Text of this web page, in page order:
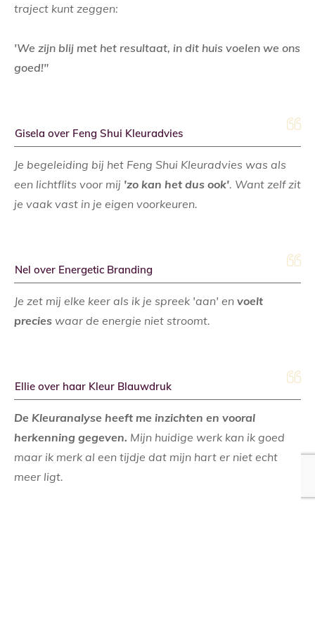
traject kunt zeggen:
'We zijn blij met het resultaat, in dit huis voelen we ons
goed!"
Gisela over Feng Shui Kleuradvies
Je begeleiding bij het Feng Shui Kleuradvies was als
een lichtflits voor mij 'zo kan het dus ook'. Want zelf zit
je vaak vast in je eigen voorkeuren.
Nel over Energetic Branding
Je zet mij elke keer als ik je spreek 'aan' en voelt
precies waar de energie niet stroomt.
Ellie over haar Kleur Blauwdruk
De Kleuranalyse heeft me inzichten en vooral
herkenning gegeven. Mijn huidige werk kan ik goed
maar ik merk al een tijdje dat mijn hart er niet echt
meer ligt.